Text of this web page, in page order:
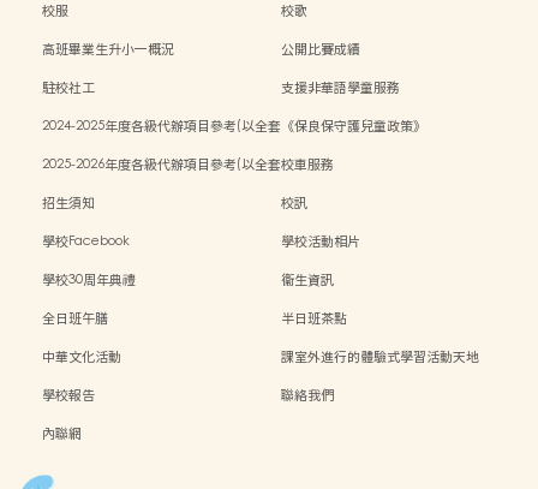
校服
校歌
高班畢業生升小一概況
公開比賽成績
駐校社工
支援非華語學童服務
2024-2025年度各級代辦項目參考(以全套 《保良保守護兒童政策》
2025-2026年度各級代辦項目參考(以全套校車服務
招生須知
校訊
學校Facebook
學校活動相片
學校30周年典禮
衞生資訊
全日班午膳
半日班茶點
中華文化活動
課室外進行的體驗式學習活動天地
學校報告
聯絡我們
內聯網